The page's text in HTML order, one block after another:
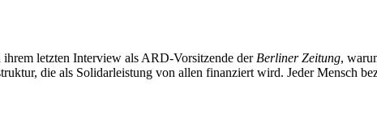
ihrem letzten Interview als ARD-Vorsitzende derBerliner Zeitung,
die als Solidarleistung von allen finanziert wird. Jeder Mensch